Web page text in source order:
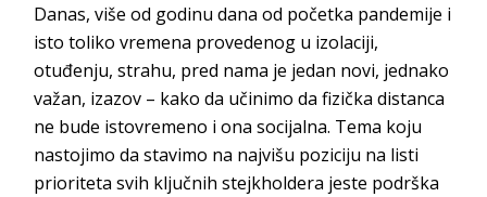
Danas, više od godinu dana od početka pandemije i
isto toliko vremena provedenog u izolaciji,
otuđenju, strahu, pred nama je jedan novi, jednako
važan, izazov – kako da učinimo da fizička distanca
ne bude istovremeno i ona socijalna. Tema koju
nastojimo da stavimo na najvišu poziciju na listi
prioriteta svih ključnih stejkholdera jeste podrška